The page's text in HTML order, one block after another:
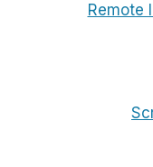
Remote